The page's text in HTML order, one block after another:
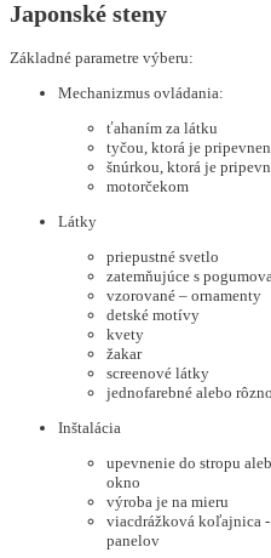
Japonské steny
Základné parametre výberu:
Mechanizmus ovládania:
ťahaním za látku
tyčou, ktorá je
šnúrkou, ktorá je
motorčekom
Látky
priepustné svetlo
zatemňujúce s
vzorované – ornamenty
detské motívy
kvety
žakar
screenové látky
jednofarebné alebo
Inštalácia
upevnenie do stropu
okno
výroba je na mieru
viacdrážková koľajnica
panelov